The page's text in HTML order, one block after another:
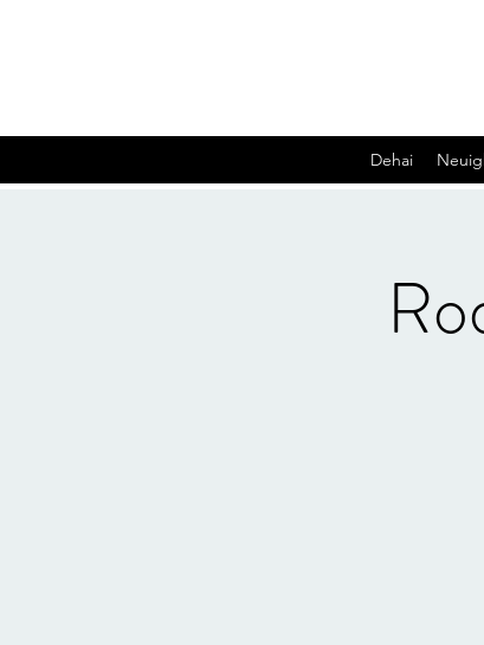
Dehai